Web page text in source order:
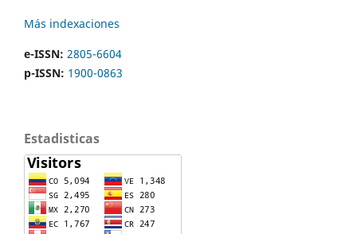
Más indexaciones
e-ISSN: 2805-6604
p-ISSN: 1900-0863
Estadisticas